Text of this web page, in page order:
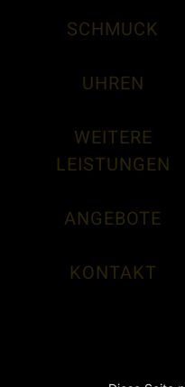
SCHMUCK
UHREN
WEITERE
LEISTUNGEN
ANGEBOTE
KONTAKT